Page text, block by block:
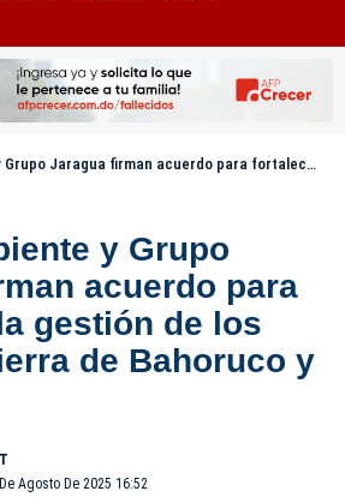
acuerdo para fortalecer la gestión de los parques Sierra de Bahoruco y Jaragua
y Grupo
acuerdo para
gestión de los
de Bahoruco y
Agosto De 2025 16:52